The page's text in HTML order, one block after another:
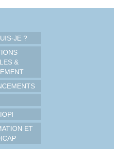
JE ?
&
ET